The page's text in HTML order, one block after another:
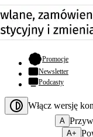
Promocje- otwiera
Newsletter
Podcasty
Włącz wersję
A
A+